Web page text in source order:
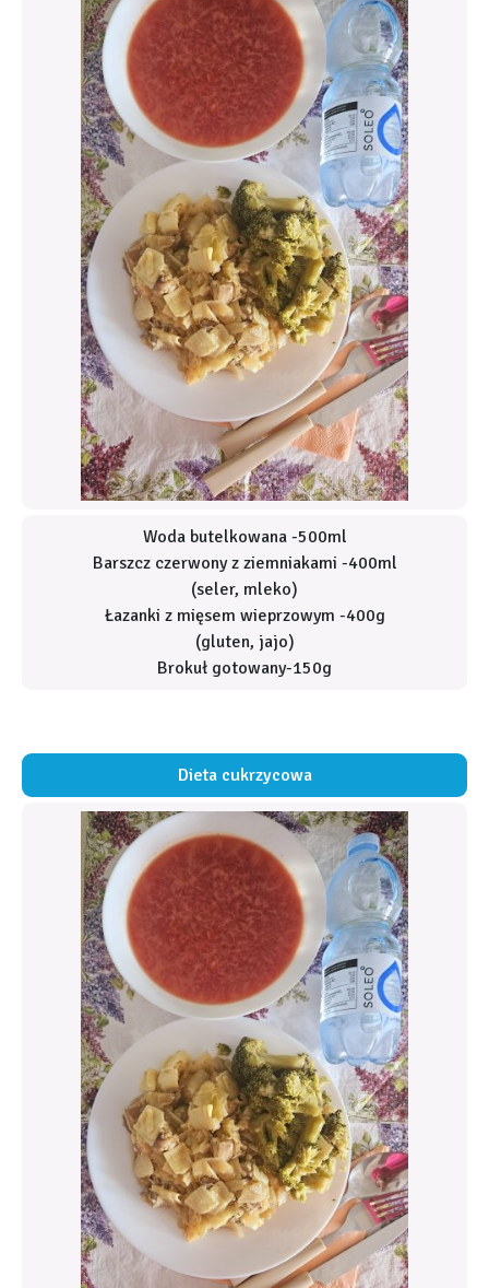
Woda butelkowana -500ml
Barszcz czerwony z ziemniakami -400ml
(seler, mleko)
Łazanki z mięsem wieprzowym -400g
(gluten, jajo)
Brokuł gotowany-150g
Dieta cukrzycowa